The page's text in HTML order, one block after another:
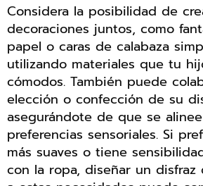
Considera la posibilidad de
decoraciones juntos, como
papel o caras de calabaza
utilizando materiales que tu
cómodos. También puede
elección o confección de su
asegurándote de que se
preferencias sensoriales. Si
más suaves o tiene
con la ropa, diseñar un